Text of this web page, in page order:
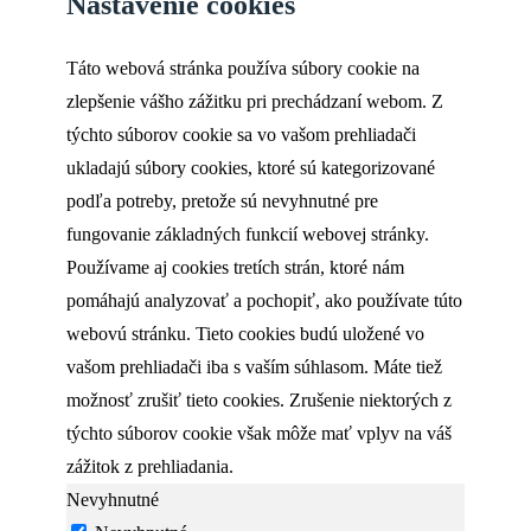
Táto webová stránka používa súbory cookie na
zlepšenie vášho zážitku pri prechádzaní webom. Z
týchto súborov cookie sa vo vašom prehliadači
ukladajú súbory cookies, ktoré sú kategorizované
podľa potreby, pretože sú nevyhnutné pre
fungovanie základných funkcií webovej stránky.
Používame aj cookies tretích strán, ktoré nám
pomáhajú analyzovať a pochopiť, ako používate túto
webovú stránku. Tieto cookies budú uložené vo
vašom prehliadači iba s vaším súhlasom. Máte tiež
možnosť zrušiť tieto cookies. Zrušenie niektorých z
týchto súborov cookie však môže mať vplyv na váš
zážitok z prehliadania.
Nevyhnutné